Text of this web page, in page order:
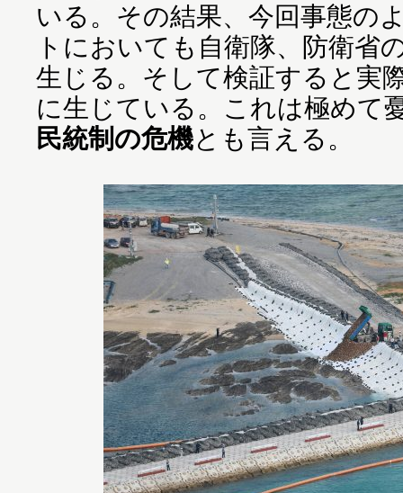
いる。その結果、今回事態の
トにおいても自衛隊、防衛省
生じる。そして検証すると実
に生じている。これは極めて
民統制の危機とも言える。